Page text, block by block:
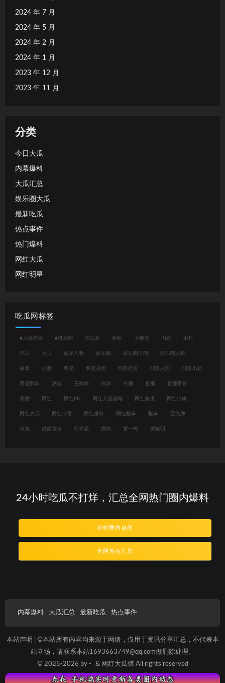
2024 年 7 月
2024 年 5 月
2024 年 2 月
2024 年 1 月
2023 年 12 月
2023 年 11 月
分类
今日大瓜
内幕爆料
大瓜汇总
娱乐圈大瓜
最新吃瓜
热点事件
热门爆料
网红大瓜
网红明星
吃瓜网标签
#人设崩塌 #潜规则 优思益 偷税 关晓彤 内娱 出轨
吃瓜 大瓜 娱乐八卦 娱乐圈 娱乐圈丑闻 娱乐圈八卦
家暴 抄袭 明星 明星丑闻 明星代言 明星八卦 明星出轨
明星翻车 热搜 王鹤棣 白冰 白鹿 直播 直播带货
离婚 网红 网红PK 网红人设崩塌 网红偷税 网红出轨
网红大瓜 网红带货 网红爆料 网红翻车 翻车 耍大牌
肖旭 虚假宣传 闫学晶 鹿晗 黄一鸣 黄晓明
24小时吃瓜不打烊，汇总全网热门圈内爆料
新鲜圈内秘闻
全网热点汇总
内幕爆料 大瓜汇总 最新吃瓜 热点事件
本站声明 | ©本站所有内容均来源于网络，仅用于资讯分享汇总，不代表本
站立场，请联系本站1693663749@qq.com做删除处理。
© 2025-2026 by -
& 网红大瓜馆 All rights reserved
沪ICP备2025012093号